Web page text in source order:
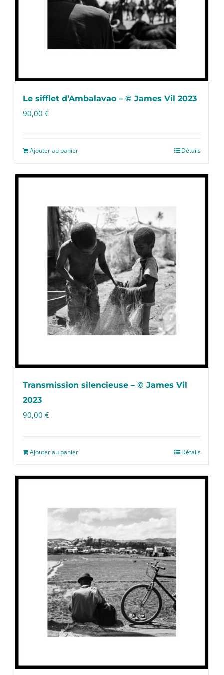
Le sifflet d’Ambalavao – © James Vil 2023
90,00 €
Ajouter au panier Détails
Transmission silencieuse – © James Vil
2023
90,00 €
Ajouter au panier Détails